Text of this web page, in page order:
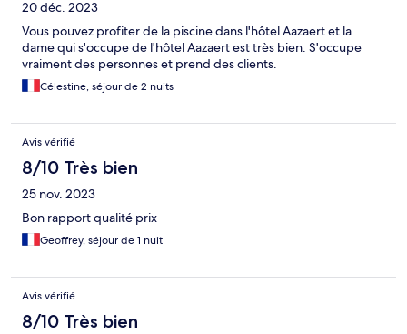
20 déc. 2023
Vous pouvez profiter de la piscine dans l'hôtel Aazaert et la
dame qui s'occupe de l'hôtel Aazaert est très bien. S'occupe
vraiment des personnes et prend des clients.
Célestine, séjour de 2 nuits
Avis vérifié
8/10 Très bien
25 nov. 2023
Bon rapport qualité prix
Geoffrey, séjour de 1 nuit
Avis vérifié
8/10 Très bien